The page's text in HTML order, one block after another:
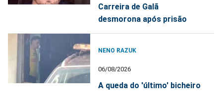
Carreira de Galã
desmorona após prisão
NENO RAZUK
06/08/2026
A queda do 'último' bicheiro